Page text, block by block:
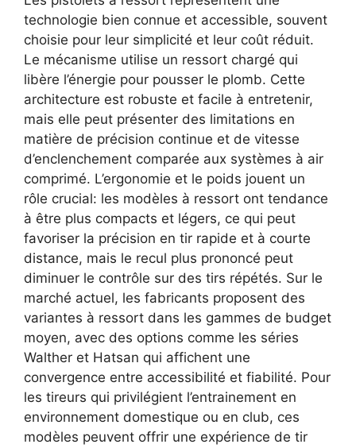
technologie bien connue et accessible, souvent
choisie pour leur simplicité et leur coût réduit.
Le mécanisme utilise un ressort chargé qui
libère l’énergie pour pousser le plomb. Cette
architecture est robuste et facile à entretenir,
mais elle peut présenter des limitations en
matière de précision continue et de vitesse
d’enclenchement comparée aux systèmes à air
comprimé. L’ergonomie et le poids jouent un
rôle crucial: les modèles à ressort ont tendance
à être plus compacts et légers, ce qui peut
favoriser la précision en tir rapide et à courte
distance, mais le recul plus prononcé peut
diminuer le contrôle sur des tirs répétés. Sur le
marché actuel, les fabricants proposent des
variantes à ressort dans les gammes de budget
moyen, avec des options comme les séries
Walther et Hatsan qui affichent une
convergence entre accessibilité et fiabilité. Pour
les tireurs qui privilégient l’entrainement en
environnement domestique ou en club, ces
modèles peuvent offrir une expérience de tir